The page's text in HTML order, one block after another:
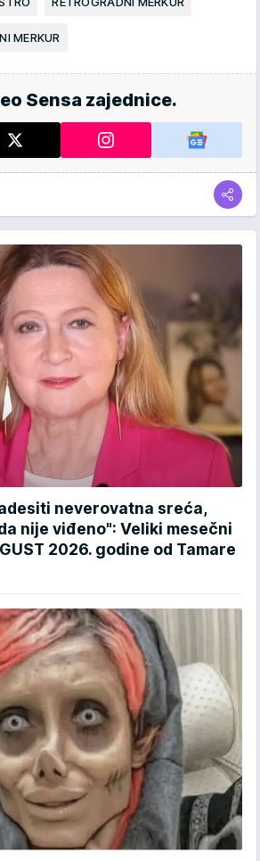
MERKUR
Sensa zajednice.
neverovatna sreća,
nije viđeno": Veliki mesečni
2026. godine od Tamare